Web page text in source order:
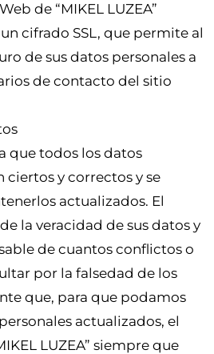
de “MIKEL LUZEA”
cifrado SSL, que permite al
de sus datos personales a
de contacto del sitio
que todos los datos
ciertos y correctos y se
actualizados. El
la veracidad de sus datos y
de cuantos conflictos o
por la falsedad de los
que, para que podamos
actualizados, el
LUZEA” siempre que